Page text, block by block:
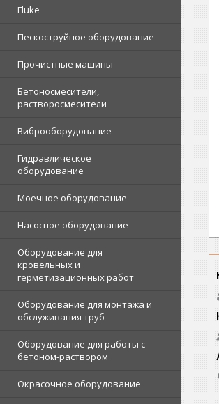
Fluke
Пескоструйное оборудование
Прочистные машины
Бетоносмесители,
растворосмесители
Виброоборудование
Гидравлическое
оборудование
Моечное оборудование
Насосное оборудование
Оборудование для
кровельных и
герметизационных работ
Оборудование для монтажа и
обслуживания труб
Оборудование для работы с
бетоном-раствором
Окрасочное оборудование